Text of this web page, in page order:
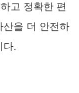
고 정확한 편
산을 더 안전하
다.